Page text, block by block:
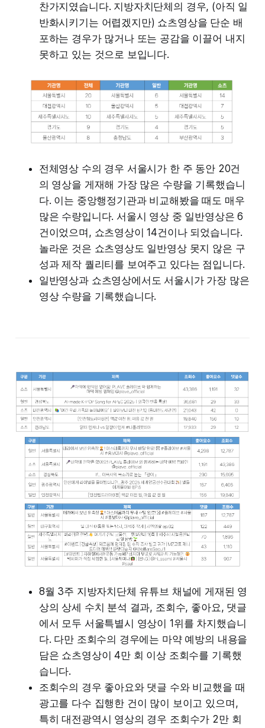
찬가지였습니다. 지방자치단체의 경우, (아직 일
반화시키기는 어렵겠지만) 쇼츠영상을 단순 배
포하는 경우가 많거나 또는 공감을 이끌어 내지
못하고 있는 것으로 보입니다.
전체영상 수의 경우 서울시가 한 주 동안 20건
의 영상을 게재해 가장 많은 수량을 기록했습니
다. 이는 중앙행정기관과 비교해봤을 때도 매우
많은 수량입니다. 서울시 영상 중 일반영상은 6
건이었으며, 쇼츠영상이 14건이나 되었습니다.
놀라운 것은 쇼츠영상도 일반영상 못지 않은 구
성과 제작 퀄리티를 보여주고 있다는 점입니다.
일반영상과 쇼츠영상에서도 서울시가 가장 많은
영상 수량을 기록했습니다.
8월 3주 지방자치단체 유튜브 채널에 게재된 영
상의 상세 수치 분석 결과, 조회수, 좋아요, 댓글
에서 모두 서울특별시 영상이 1위를 차지했습니
다. 다만 조회수의 경우에는 마약 예방의 내용을
담은 쇼츠영상이 4만 회 이상 조회수를 기록했
습니다.
조회수의 경우 좋아요와 댓글 수와 비교했을 때
광고를 다수 집행한 건이 많이 보이고 있으며,
특히 대전광역시 영상의 경우 조회수가 2만 회